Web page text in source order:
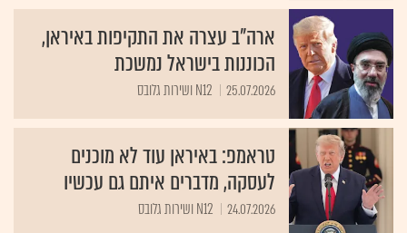
ארה"ב עצרה את התקיפות באיראן,
הכוננות בישראל נמשכת
25.07.2026 N12 ושירות גלובס
טראמפ: באיראן עוד לא מוכנים
לעסקה, מדברים איתם גם עכשיו
24.07.2026 N12 ושירות גלובס